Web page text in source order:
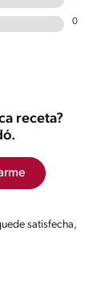
0
receta?
satisfecha,